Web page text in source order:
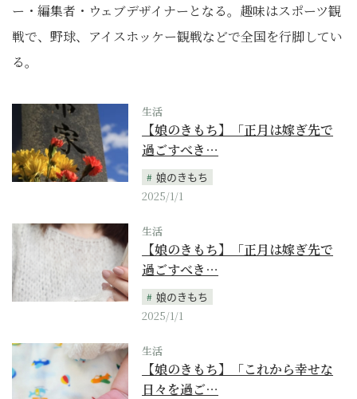
ー・編集者・ウェブデザイナーとなる。趣味はスポーツ観
戦で、野球、アイスホッケー観戦などで全国を行脚してい
る。
生活
【娘のきもち】「正月は嫁ぎ先で
過ごすべき…
娘のきもち
2025/1/1
生活
【娘のきもち】「正月は嫁ぎ先で
過ごすべき…
娘のきもち
2025/1/1
生活
【娘のきもち】「これから幸せな
日々を過ご…